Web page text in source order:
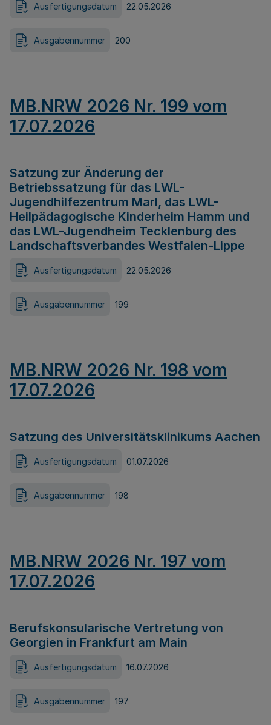
Ausfertigungsdatum 22.05.2026
Ausgabennummer 200
MB.NRW 2026 Nr. 199 vom
17.07.2026
Satzung zur Änderung der
Betriebssatzung für das LWL-
Jugendhilfezentrum Marl, das LWL-
Heilpädagogische Kinderheim Hamm und
das LWL-Jugendheim Tecklenburg des
Landschaftsverbandes Westfalen-Lippe
Ausfertigungsdatum 22.05.2026
Ausgabennummer 199
MB.NRW 2026 Nr. 198 vom
17.07.2026
Satzung des Universitätsklinikums Aachen
Ausfertigungsdatum 01.07.2026
Ausgabennummer 198
MB.NRW 2026 Nr. 197 vom
17.07.2026
Berufskonsularische Vertretung von
Georgien in Frankfurt am Main
Ausfertigungsdatum 16.07.2026
Ausgabennummer 197